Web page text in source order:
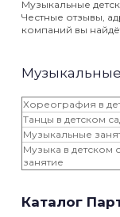
Музыкальные
Честные отзывы,
компаний вы
Хореография в
Танцы в детском
Музыкальные
Музыка в детском
занятие
Каталог